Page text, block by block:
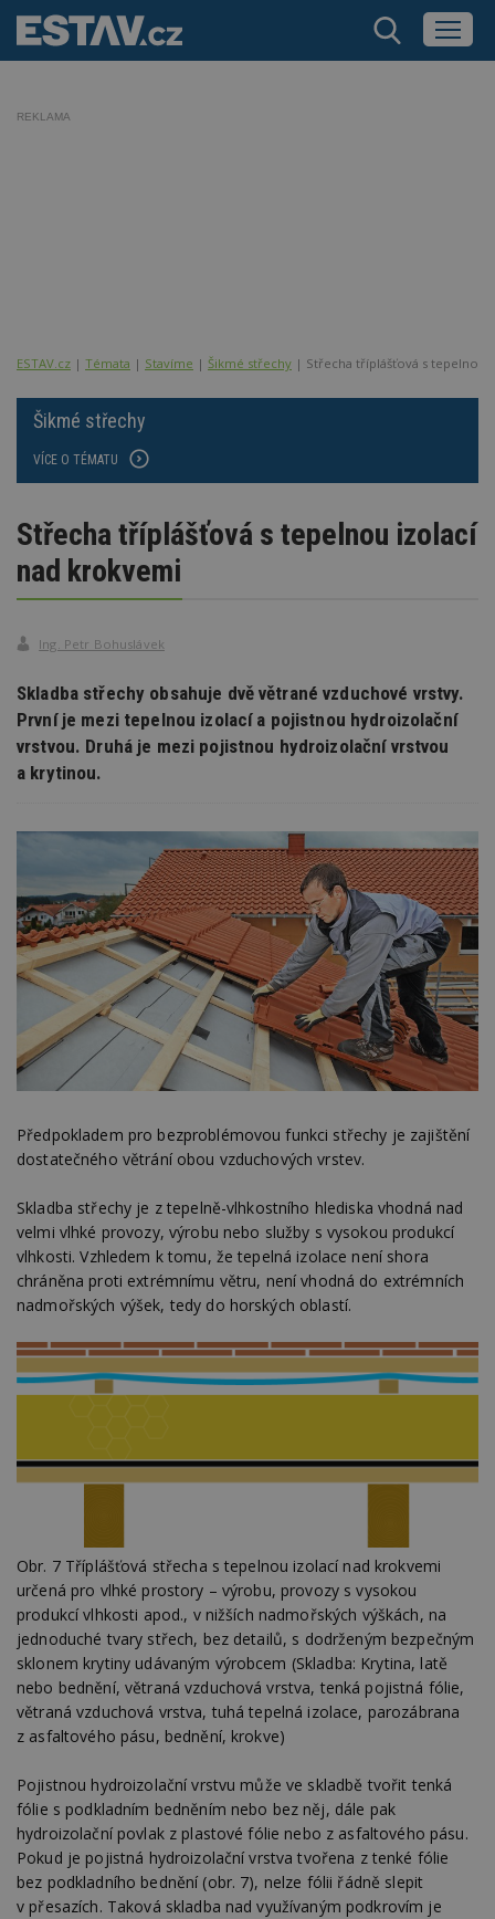
REKLAMA
ESTAV.cz Témata Stavíme Šikmé střechy Střecha tříplášťová s tepelnou
Šikmé střechy
VÍCE O TÉMATU
Střecha tříplášťová s tepelnou izolací
nad krokvemi
Ing. Petr Bohuslávek
Skladba střechy obsahuje dvě větrané vzduchové vrstvy.
První je mezi tepelnou izolací a pojistnou hydroizolační
vrstvou. Druhá je mezi pojistnou hydroizolační vrstvou
a krytinou.
Předpokladem pro bezproblémovou funkci střechy je zajištění
dostatečného větrání obou vzduchových vrstev.
Skladba střechy je z tepelně-vlhkostního hlediska vhodná nad
velmi vlhké provozy, výrobu nebo služby s vysokou produkcí
vlhkosti. Vzhledem k tomu, že tepelná izolace není shora
chráněna proti extrémnímu větru, není vhodná do extrémních
nadmořských výšek, tedy do horských oblastí.
Obr. 7 Tříplášťová střecha s tepelnou izolací nad krokvemi
určená pro vlhké prostory – výrobu, provozy s vysokou
produkcí vlhkosti apod., v nižších nadmořských výškách, na
jednoduché tvary střech, bez detailů, s dodrženým bezpečným
sklonem krytiny udávaným výrobcem (Skladba: Krytina, latě
nebo bednění, větraná vzduchová vrstva, tenká pojistná fólie,
větraná vzduchová vrstva, tuhá tepelná izolace, parozábrana
z asfaltového pásu, bednění, krokve)
Pojistnou hydroizolační vrstvu může ve skladbě tvořit tenká
fólie s podkladním bedněním nebo bez něj, dále pak
hydroizolační povlak z plastové fólie nebo z asfaltového pásu.
Pokud je pojistná hydroizolační vrstva tvořena z tenké fólie
bez podkladního bednění (obr. 7), nelze fólii řádně slepit
v přesazích. Taková skladba nad využívaným podkrovím je